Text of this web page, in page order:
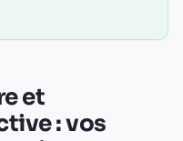
et
: vos